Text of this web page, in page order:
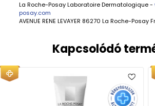
La Roche-Posay Laboratoire Dermatologique -
posay.com
AVENUE RENE LEVAYER 86270 La Roche-Posay
Kapcsolódó